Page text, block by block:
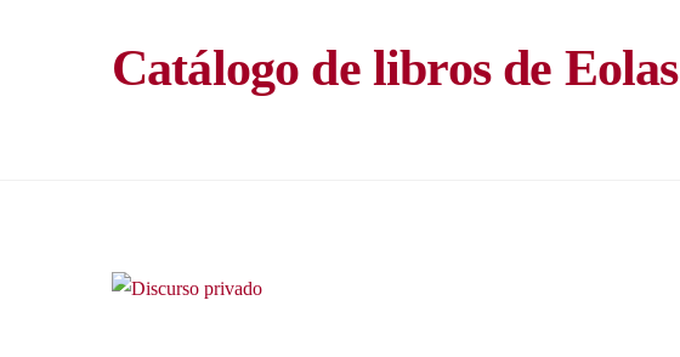
Catálogo de libros de Eolas